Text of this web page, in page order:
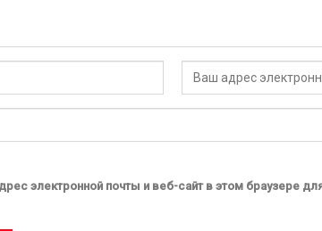
электронной почты и веб-сайт в этом браузере